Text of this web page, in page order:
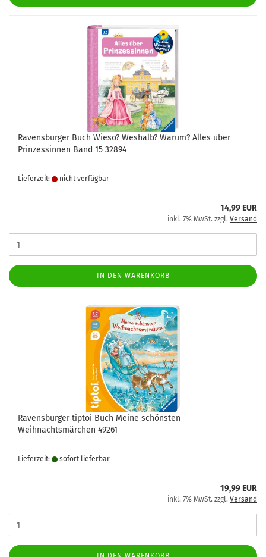
Ravensburger Buch Wieso? Weshalb? Warum? Alles über
Prinzessinnen Band 15 32894
Lieferzeit: nicht verfügbar
14,99 EUR
inkl. 7% MwSt. zzgl. Versand
IN DEN WARENKORB
Ravensburger tiptoi Buch Meine schönsten
Weihnachtsmärchen 49261
Lieferzeit: sofort lie­fer­bar
19,99 EUR
inkl. 7% MwSt. zzgl. Versand